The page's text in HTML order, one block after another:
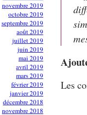
novembre 2019
octobre 2019
septembre 2019
août 2019
juillet 2019
juin 2019
mai 2019
avril 2019
mars 2019
février 2019
janvier 2019
décembre 2018
novembre 2018
Les